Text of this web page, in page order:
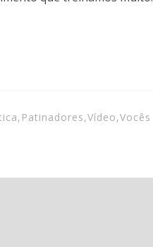
, Patinadores,Vídeo,Vocês